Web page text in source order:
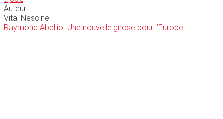
Auteur :
Vital Nescine
Raymond Abellio. Une nouvelle gnose pour l’Europe